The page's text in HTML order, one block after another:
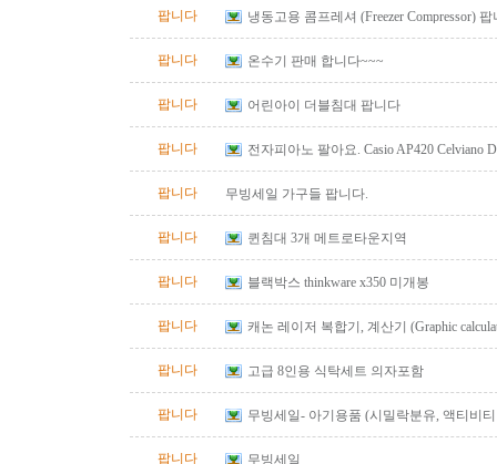
팝니다 냉동고용 콤프레셔 (Freezer Compressor) 팝
팝니다 온수기 판매 합니다~~~
팝니다 어린아이 더블침대 팝니다
팝니다
전자피아노 팔아요. Casio AP420 Celviano
팝니다
무빙세일 가구들 팝니다.
팝니다 퀸침대 3개 메트로타운지역
팝니다 블랙박스 thinkware x350 미개봉
팝니다
캐논 레이저 복합기, 계산기 (Graphic
팝니다
고급 8인용 식탁세트 의자포함
팝니다
무빙세일- 아기용품 (시밀락분유, 액티비
팝니다
무빙세일